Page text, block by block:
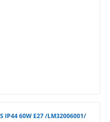
IP44 60W E27 /LM32006001/